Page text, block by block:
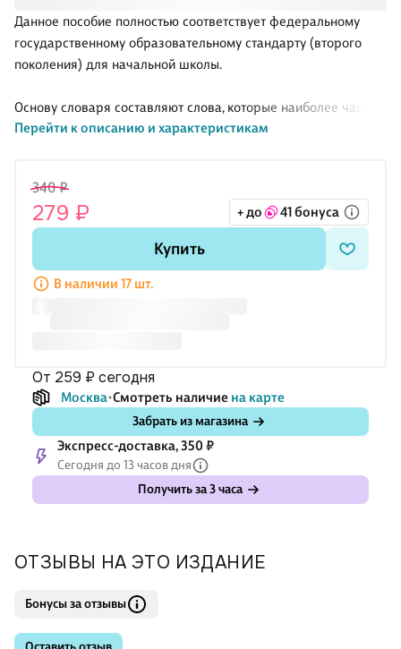
Данное пособие полностью соответствует федеральному
государственному образовательному стандарту (второго
поколения) для начальной школы.
Основу словаря составляют слова, которые наиболее часто
встречаются в учебниках по русскому языку для 1—4-го
в активный словарь школьников.
Словарь построен в алфавитном порядке. Во всех словах
указано ударение и в отдельных случаях форма
множественного числа, формы родительного или
Перейти к описанию и характеристикам
340 ₽
279 ₽ + до 41 бонуса
Купить
В наличии 17 шт.
от 259 ₽ сегодня
Москва Смотреть наличие на карте
Забрать из магазина
Экспресс-доставка, 350 ₽
Сегодня до 13 часов дня
Получить за 3 часа
ОТЗЫВЫ НА ЭТО ИЗДАНИЕ
Бонусы за отзывы